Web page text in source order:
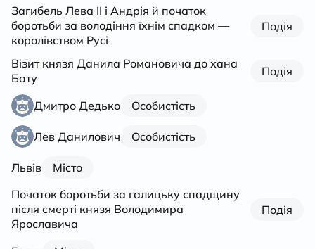
Загибель Лева ІІ і Андрія й початок
боротьби за володіння їхнім спадком —
королівством Русі
Подія
Візит князя Данила Романовича до хана
Бату
Подія
Дмитро Дедько Особистість
Лев Данилович Особистість
Львів
Місто
Початок боротьби за галицьку спадщину
після смерті князя Володимира
Ярославича
Подія